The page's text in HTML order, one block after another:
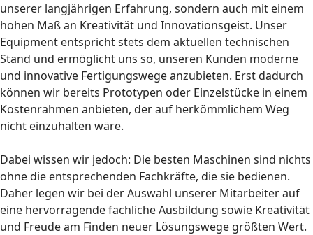
unserer langjährigen Erfahrung, sondern auch mit einem
hohen Maß an Kreativität und Innovationsgeist. Unser
Equipment entspricht stets dem aktuellen technischen
Stand und ermöglicht uns so, unseren Kunden moderne
und innovative Fertigungswege anzubieten. Erst dadurch
können wir bereits Prototypen oder Einzelstücke in einem
Kostenrahmen anbieten, der auf herkömmlichem Weg
nicht einzuhalten wäre.
Dabei wissen wir jedoch: Die besten Maschinen sind nichts
ohne die entsprechenden Fachkräfte, die sie bedienen.
Daher legen wir bei der Auswahl unserer Mitarbeiter auf
eine hervorragende fachliche Ausbildung sowie Kreativität
und Freude am Finden neuer Lösungswege größten Wert.